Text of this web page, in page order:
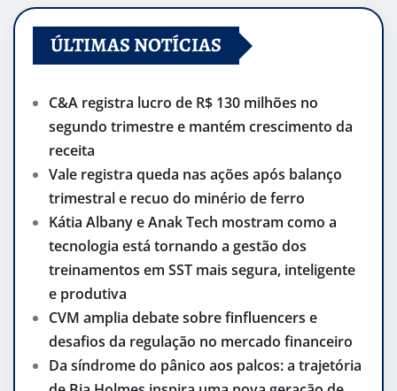
ÚLTIMAS NOTÍCIAS
C&A registra lucro de R$ 130 milhões no
segundo trimestre e mantém crescimento da
receita
Vale registra queda nas ações após balanço
trimestral e recuo do minério de ferro
Kátia Albany e Anak Tech mostram como a
tecnologia está tornando a gestão dos
treinamentos em SST mais segura, inteligente
e produtiva
CVM amplia debate sobre finfluencers e
desafios da regulação no mercado financeiro
Da síndrome do pânico aos palcos: a trajetória